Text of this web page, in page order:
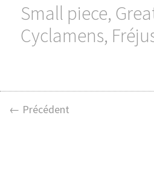
Small piece,
Cyclamens,
← Précédent